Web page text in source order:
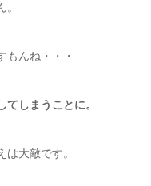
もんね・・・
しまうことに。
大敵です。